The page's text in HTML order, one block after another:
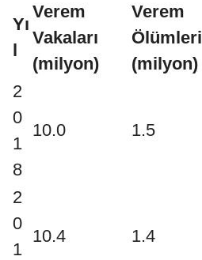
Yı
l
Verem
Vakaları
(milyon)
Verem
Ölümleri
(milyon)
2
0
1
8
10.0 1.5
2
0
1
10.4 1.4